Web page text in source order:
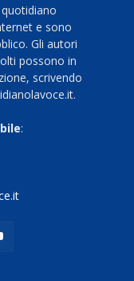
e sono
Gli autori
possono in
scrivendo
: